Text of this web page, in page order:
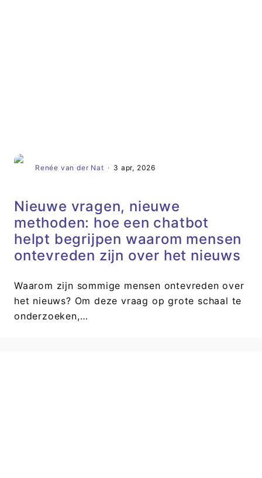
Renée van der Nat · 3 apr, 2026
Nieuwe vragen, nieuwe
methoden: hoe een chatbot
helpt begrijpen waarom mensen
ontevreden zijn over het nieuws
Waarom zijn sommige mensen ontevreden over
het nieuws? Om deze vraag op grote schaal te
onderzoeken,…